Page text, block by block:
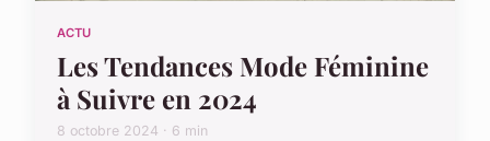
ACTU
Les Tendances Mode Féminine
à Suivre en 2024
8 octobre 2024 · 6 min